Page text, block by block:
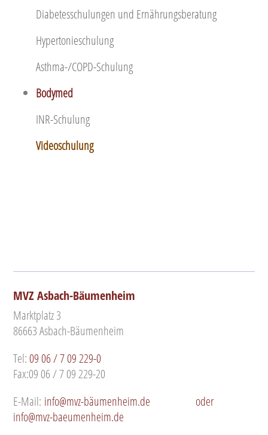
Diabetesschulungen und Ernährungs­beratung
Hypertonieschulung
Asthma-/COPD-Schulung
Bodymed
INR-Schulung
Videoschulung
MVZ Asbach-Bäumenheim
Marktplatz 3
86663 Asbach-Bäumenheim
Tel:09 06 / 7 09 229-0
Fax:09 06 / 7 09 229-20
E-Mail: info@mvz-bäumenheim.de
oder
info@mvz-baeumenheim.de